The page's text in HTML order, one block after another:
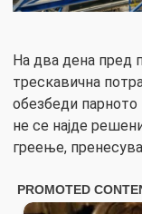
На два дена пред
трескавична
обезбеди
не се најде
греење, пренесува